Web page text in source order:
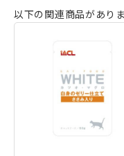
以下の関連商品がありま